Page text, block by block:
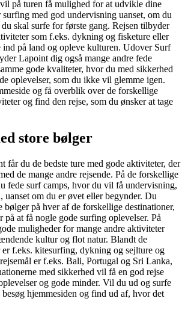
på turen få mulighed for at udvikle dine
med god undervisning uanset, om du
skal surfe for første gang. Rejsen tilbyder
som f.eks. dykning og fisketure eller
ind på land og opleve kulturen. Udover Surf
Lapoint dig også mange andre fede
gode kvaliteter, hvor du med sikkerhed
oplevelser, som du ikke vil glemme igen.
og få overblik over de forskellige
og find den rejse, som du ønsker at tage
store bølger
får du de bedste ture med gode aktiviteter, der
de mange andre rejsende. På de forskellige
fede surf camps, hvor du vil få undervisning,
uanset om du er øvet eller begynder. Du
bølger på hver af de forskellige destinationer,
at få nogle gode surfing oplevelser. På
muligheder for mange andre aktiviteter
kultur og flot natur. Blandt de
f.eks. kitesurfing, dykning og sejlture og
er f.eks. Bali, Portugal og Sri Lanka,
med sikkerhed vil få en god rejse
og gode minder. Vil du ud og surfe
besøg hjemmesiden og find ud af, hvor det